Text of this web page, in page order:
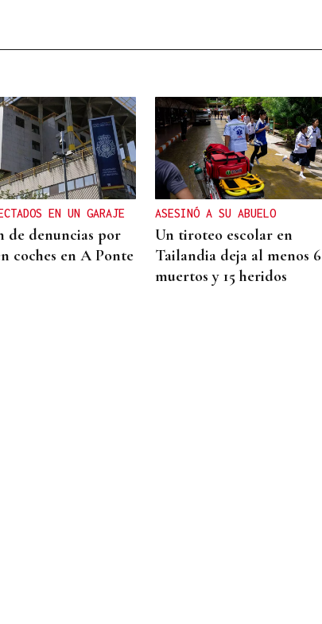
EN UN GARAJE
de denuncias por
coches en A Ponte
ASESINÓ A SU ABUELO
Un tiroteo escolar en
Tailandia deja al menos 6
muertos y 15 heridos